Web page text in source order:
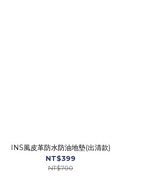
INS風皮革防水防油地墊(出清款)
NT$399
NT$700